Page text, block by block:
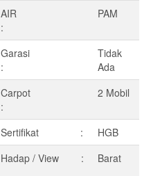
AIR
:
PAM
Garasi
:
Tidak
Ada
Carpot
:
2 Mobil
Sertifikat :
HGB
Hadap / View : Barat